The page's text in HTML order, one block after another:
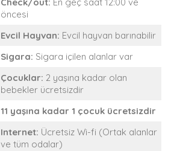
Check/out: En geç saat 12:00 ve
öncesi
Evcil Hayvan: Evcil hayvan barınabilir
Sigara: Sigara içilen alanlar var
Çocuklar: 2 yaşına kadar olan
bebekler ücretsizdir
11 yaşına kadar 1 çocuk ücretsizdir
Internet: Ücretsiz Wi-fi (Ortak alanlar
ve tüm odalar)